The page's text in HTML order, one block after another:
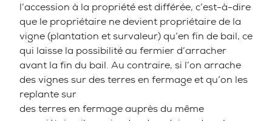
l’accession à la propriété est différée, c’est-à-dire
que le propriétaire ne devient propriétaire de la
vigne (plantation et survaleur) qu’en fin de bail, ce
qui laisse la possibilité au fermier d’arracher
avant la fin du bail. Au contraire, si l’on arrache
des vignes sur des terres en fermage et qu’on les
replante sur
des terres en fermage auprès du même